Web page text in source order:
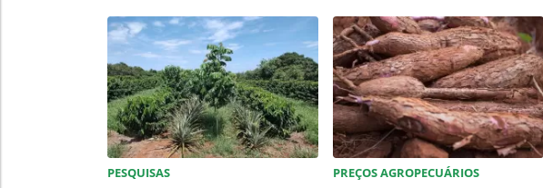
PESQUISAS PREÇOS AGROPECUÁRIOS